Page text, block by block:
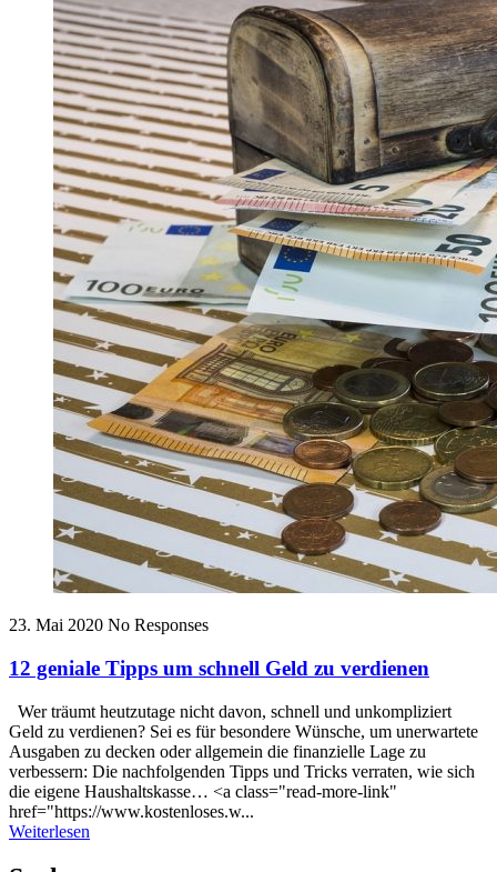
23. Mai 2020 No Responses
12 geniale Tipps um schnell Geld zu verdienen
Wer träumt heutzutage nicht davon, schnell und unkompliziert
Geld zu verdienen? Sei es für besondere Wünsche, um unerwartete
Ausgaben zu decken oder allgemein die finanzielle Lage zu
verbessern: Die nachfolgenden Tipps und Tricks verraten, wie sich
die eigene Haushaltskasse… <a class="read-more-link"
href="https://www.kostenloses.w...
Weiterlesen